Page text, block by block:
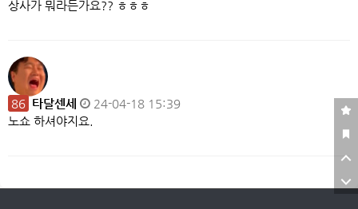
상사가 뭐라든가요?? ㅎㅎㅎ
86 타달센세
24-04-18 15:39
노쇼 하셔야지요.